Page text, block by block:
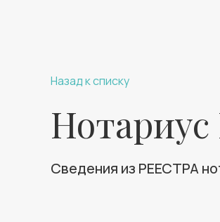
Назад к списку
Сведения из РЕЕСТРА